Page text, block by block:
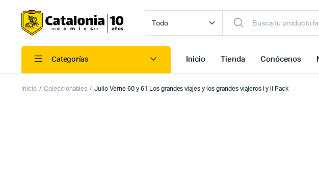
Categorías Inicio Tienda Conócenos
Inicio Coleccionables Julio Verne 60 y 61 Los grandes viajes y los grandes viajeros I y II Pack